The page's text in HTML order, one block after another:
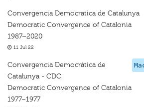
Convergencia Democratica de Catalunya
Democratic Convergence of Catalonia
1987–2020
11 Jul 22
Convergencia Democrática de
Catalunya - CDC
Democratic Convergence of Catalonia
1977–1977